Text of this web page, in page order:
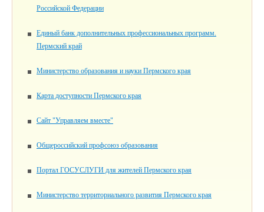
Российской Федерации
Единый банк дополнительных профессиональных программ.
Пермский край
Министерство образования и науки Пермского края
Карта доступности Пермского края
Сайт "Управляем вместе"
Общероссийский профсоюз образования
Портал ГОСУСЛУГИ для жителей Пермского края
Министерство территориального развития Пермского края